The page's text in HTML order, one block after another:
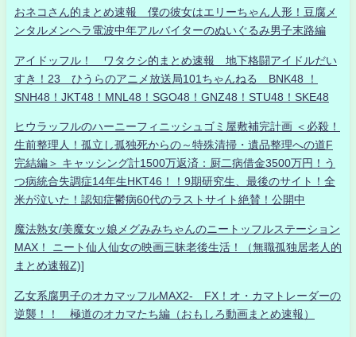
おネコさん的まとめ速報 僕の彼女はエリーちゃん人形！豆腐メ
ンタルメンヘラ電波中年アルバイターのぬいぐるみ男子末路編
アイドッフル！ ワタクシ的まとめ速報 地下格闘アイドルだい
すき！23 ひうらのアニメ放送局101ちゃんねる BNK48 ！
SNH48！JKT48！MNL48！SGO48！GNZ48！STU48！SKE48
ヒウラッフルのハーニーフィニッシュゴミ屋敷補完計画 ＜必殺！
生前整理人！孤立し孤独死からの～特殊清掃・遺品整理への道F
完結編＞ キャッシング計1500万返済：厨二病借金3500万円！う
つ病統合失調症14年生HKT46！！9期研究生、最後のサイト！全
米が泣いた！認知症鬱病60代のラストサイト絶賛！公開中
魔法熟女/美魔女ッ娘メグみみちゃんのニートッフルステーション
MAX！ ニート仙人仙女の映画三昧老後生活！（無職孤独居老人的
まとめ速報Z)]
乙女系腐男子のオカマッフルMAX2- FX！オ・カマトレーダーの
逆襲！！ 極道のオカマたち編（おもしろ動画まとめ速報）